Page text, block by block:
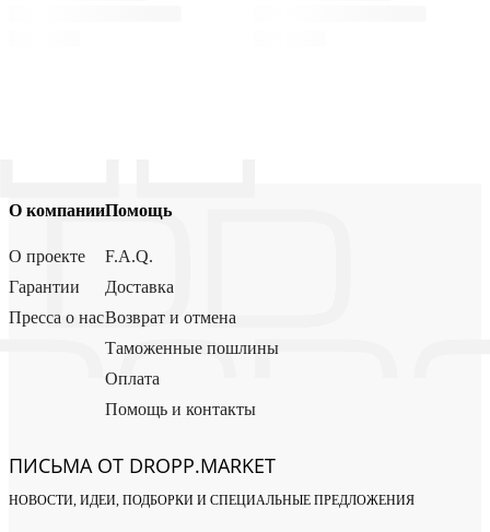
О компании
О проекте
Гарантии
Пресса о нас
Помощь
F.A.Q.
Доставка
Возврат и отмена
Таможенные пошлины
Оплата
Помощь и контакты
ПИСЬМА ОТ DROPP.MARKET
НОВОСТИ, ИДЕИ, ПОДБОРКИ И СПЕЦИАЛЬНЫЕ ПРЕДЛОЖЕНИЯ